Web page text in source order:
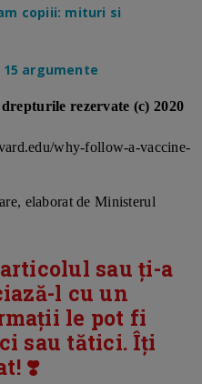
copiii: mituri si
argumente
rezervate (c) 2020
why-follow-a-vaccine-
elaborat de Ministerul
sau ți-a
l cu un
le pot fi
sau tătici. Îți
❣️